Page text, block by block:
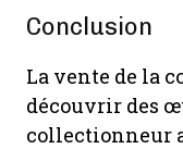
Conclusion
La vente de la
découvrir des
collectionneur